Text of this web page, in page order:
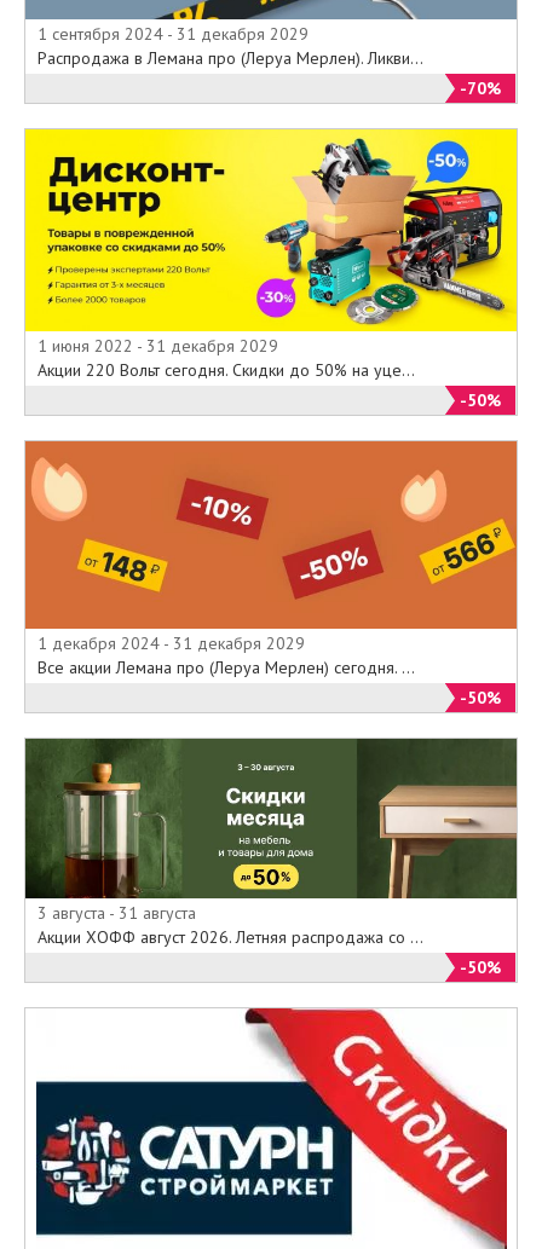
1 сентября 2024 - 31 декабря 2029
Распродажа в Лемана про (Леруа Мерлен). Ликви...
-70%
1 июня 2022 - 31 декабря 2029
Акции 220 Вольт сегодня. Скидки до 50% на уце...
-50%
1 декабря 2024 - 31 декабря 2029
Все акции Лемана про (Леруа Мерлен) сегодня. ...
-50%
3 августа - 31 августа
Акции ХОФФ август 2026. Летняя распродажа со ...
-50%